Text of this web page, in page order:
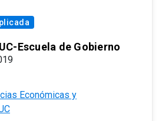
Escuela de Gobierno
Económicas y